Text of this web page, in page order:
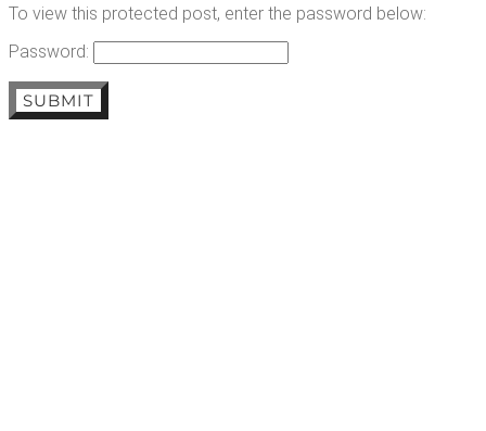
To view this protected post, enter the password below:
Password:
SUBMIT